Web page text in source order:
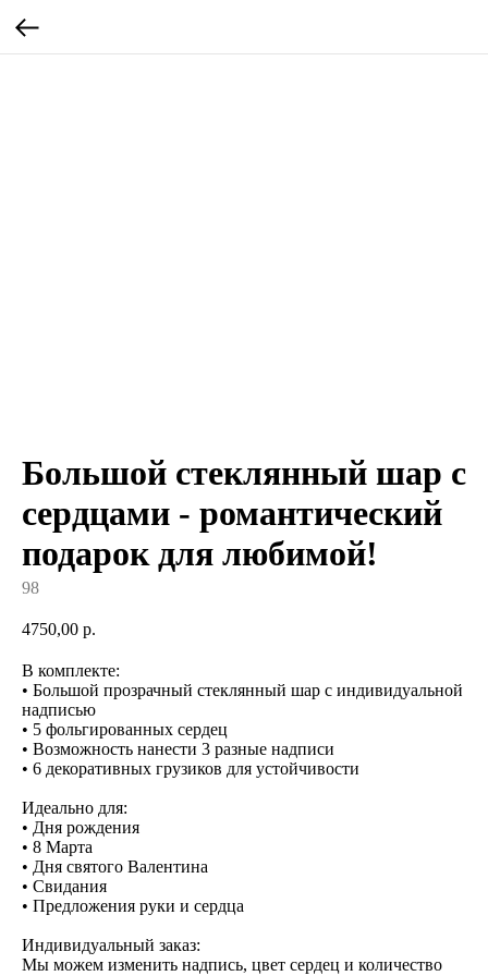
Большой стеклянный шар с
сердцами - романтический
подарок для любимой!
98
4750,00 р.
В комплекте:
• Большой прозрачный стеклянный шар с индивидуальной
надписью
• 5 фольгированных сердец
• Возможность нанести 3 разные надписи
• 6 декоративных грузиков для устойчивости
Идеально для:
• Дня рождения
• 8 Марта
• Дня святого Валентина
• Свидания
• Предложения руки и сердца
Индивидуальный заказ:
Мы можем изменить надпись, цвет сердец и количество